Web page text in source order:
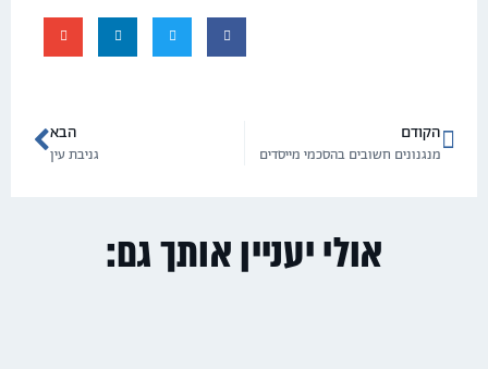
הקודם
מנגנונים חשובים בהסכמי מייסדים
הבא
גניבת עין
אולי יעניין אותך גם: